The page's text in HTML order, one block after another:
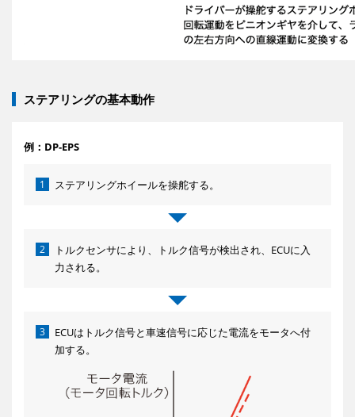
ステアリングの基本動作
例：DP-EPS
1 ステアリングホイールを操舵する。
2
トルクセンサにより、トルク信号が検出され、ECUに入
力される。
3
ECUはトルク信号と車速信号に応じた電流をモータへ付
加する。